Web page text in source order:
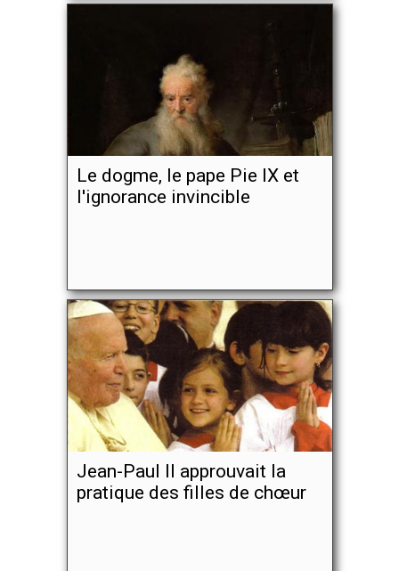
Le dogme, le pape Pie IX et
l'ignorance invincible
Jean-Paul II approuvait la
pratique des filles de chœur